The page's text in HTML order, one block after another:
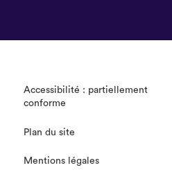
Accessibilité : partiellement
conforme
Plan du site
Mentions légales